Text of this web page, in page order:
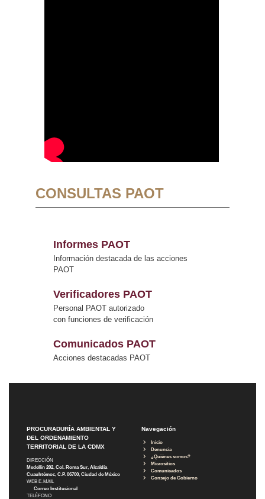
CONSULTAS PAOT
Informes PAOT
Información destacada de las acciones
PAOT
Verificadores PAOT
Personal PAOT autorizado
con funciones de verificación
Comunicados PAOT
Acciones destacadas PAOT
PROCURADURÍA AMBIENTAL Y
DEL ORDENAMIENTO
TERRITORIAL DE LA CDMX
DIRECCIÓN
Medellín 202, Col. Roma Sur, Alcaldía
Cuauhtémoc, C.P. 06700, Ciudad de México
WEB E-MAIL
Correo Institucional
TELÉFONO
Navegación
Inicio
Denuncia
¿Quiénes somos?
Micrositios
Comunicados
Consejo de Gobierno